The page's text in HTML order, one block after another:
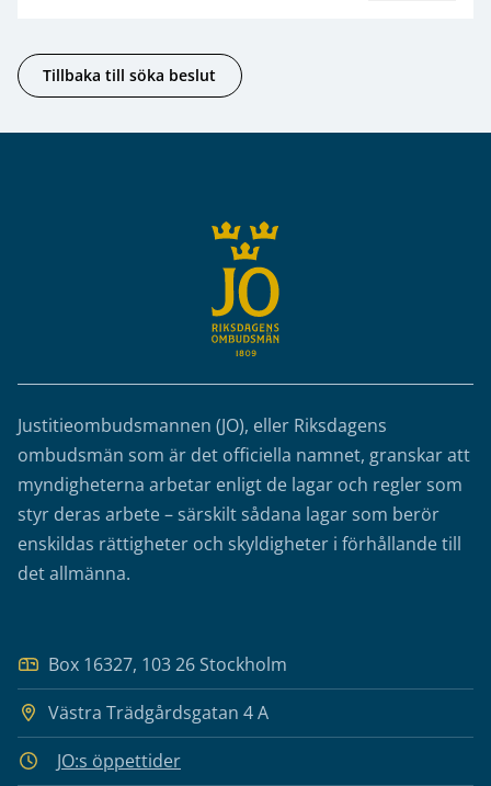
Tillbaka till söka beslut
Justitieombudsmannen (JO), eller Riksdagens
ombudsmän som är det officiella namnet, granskar att
myndigheterna arbetar enligt de lagar och regler som
styr deras arbete – särskilt sådana lagar som berör
enskildas rättigheter och skyldigheter i förhållande till
det allmänna.
Box 16327, 103 26 Stockholm
Västra Trädgårdsgatan 4 A
JO:s öppettider